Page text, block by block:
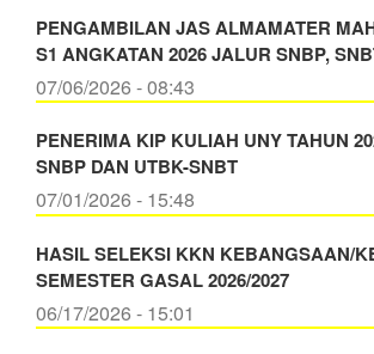
PENGAMBILAN JAS ALMAMATER
S1 ANGKATAN 2026 JALUR SNBP,
07/06/2026 - 08:43
PENERIMA KIP KULIAH UNY TAHUN
SNBP DAN UTBK-SNBT
07/01/2026 - 15:48
HASIL SELEKSI KKN KEBANGSAAN/
SEMESTER GASAL 2026/2027
06/17/2026 - 15:01